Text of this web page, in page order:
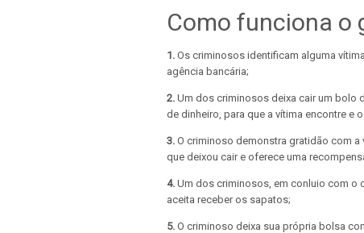
Como funciona o
1. Os criminosos identificam alguma
agência bancária;
2. Um dos criminosos deixa cair um bolo
de dinheiro, para que a vítima encontre e
3. O criminoso demonstra gratidão com
que deixou cair e oferece uma
4. Um dos criminosos, em conluio com o
aceita receber os sapatos;
5. O criminoso deixa sua própria bolsa